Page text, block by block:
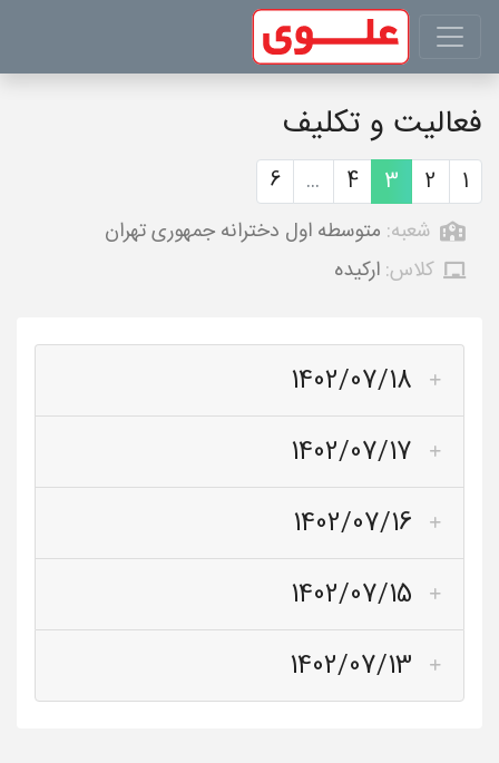
فعالیت و تکلیف
1
2
3
4
...
6
شعبه: متوسطه اول دخترانه جمهوری تهران
کلاس: ارکیده
1402/07/18
1402/07/17
1402/07/16
1402/07/15
1402/07/13